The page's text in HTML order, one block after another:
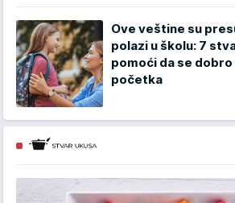
Ove veštine su
polazi u školu: 7
pomoći da se dobro
početka